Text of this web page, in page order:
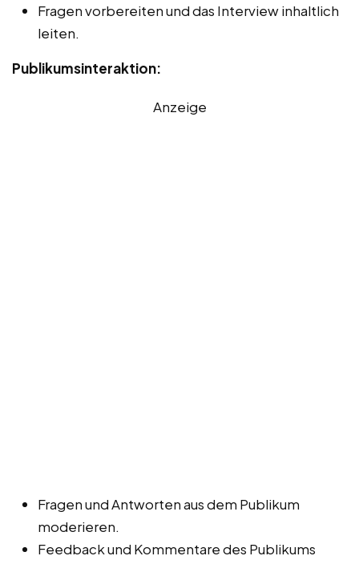
Fragen vorbereiten und das Interview inhaltlich
leiten.
Publikumsinteraktion:
Anzeige
Fragen und Antworten aus dem Publikum
moderieren.
Feedback und Kommentare des Publikums